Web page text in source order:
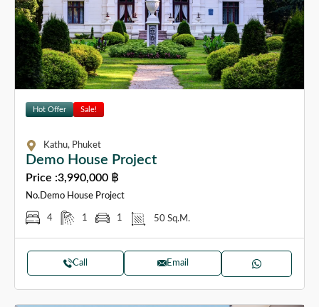
Hot Offer Sale!
Kathu, Phuket
Demo House Project
Price :3,990,000 ฿
No.Demo House Project
4 1 1 50 Sq.M.
Call Email